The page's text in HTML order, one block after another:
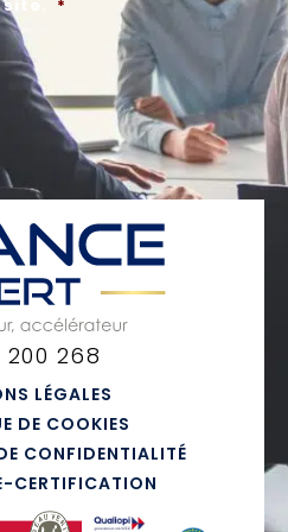
200 268
LÉGALES
DE COOKIES
CONFIDENTIALITÉ
CERTIFICATION
*